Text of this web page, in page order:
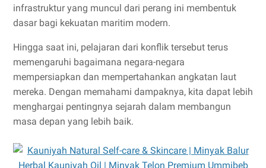
infrastruktur yang muncul dari perang ini membentuk
dasar bagi kekuatan maritim modern.
Hingga saat ini, pelajaran dari konflik tersebut terus
memengaruhi bagaimana negara-negara
mempersiapkan dan mempertahankan angkatan laut
mereka. Dengan memahami dampaknya, kita dapat lebih
menghargai pentingnya sejarah dalam membangun
masa depan yang lebih baik.